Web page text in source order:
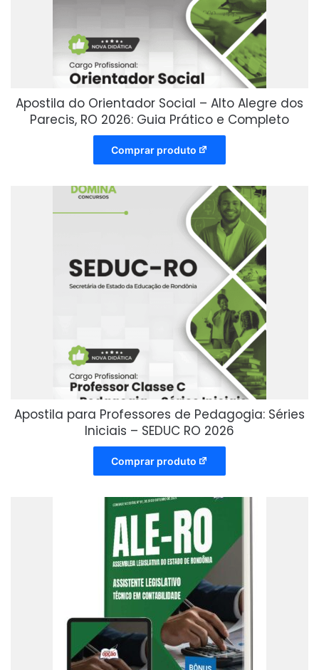
Apostila do Orientador Social – Alto Alegre dos
Parecis, RO 2026: Guia Prático e Completo
Comprar produto
Apostila para Professores de Pedagogia: Séries
Iniciais – SEDUC RO 2026
Comprar produto